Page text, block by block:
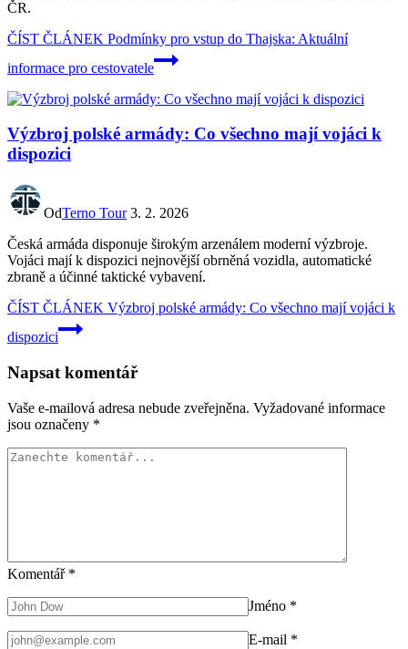
ČR.
ČÍST ČLÁNEK Podmínky pro vstup do Thajska: Aktuální
informace pro cestovatele
Výzbroj polské armády: Co všechno mají vojáci k
dispozici
OdTerno Tour 3. 2. 2026
Česká armáda disponuje širokým arzenálem moderní výzbroje.
Vojáci mají k dispozici nejnovější obrněná vozidla, automatické
zbraně a účinné taktické vybavení.
ČÍST ČLÁNEK Výzbroj polské armády: Co všechno mají vojáci k
dispozici
Napsat komentář
Vaše e-mailová adresa nebude zveřejněna. Vyžadované informace
jsou označeny *
Komentář *
Jméno *
E-mail *